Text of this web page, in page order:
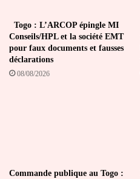
Togo : L’ARCOP épingle MI
Conseils/HPL et la société EMT
pour faux documents et fausses
déclarations
08/08/2026
Commande publique au Togo :